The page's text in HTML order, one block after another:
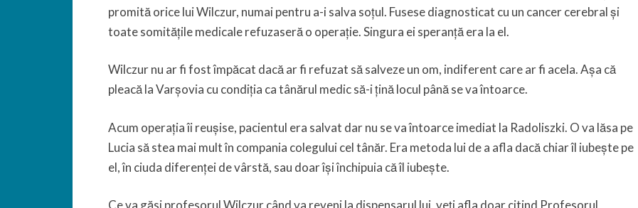
promită orice lui Wilczur, numai pentru a-i salva soțul. Fusese diagnosticat cu un cancer cerebral și
toate somitățile medicale refuzaseră o operație. Singura ei speranță era la el.
Wilczur nu ar fi fost împăcat dacă ar fi refuzat să salveze un om, indiferent care ar fi acela. Așa că
pleacă la Varșovia cu condiția ca tânărul medic să-i țină locul până se va întoarce.
Acum operația îi reușise, pacientul era salvat dar nu se va întoarce imediat la Radoliszki. O va lăsa pe
Lucia să stea mai mult în compania colegului cel tânăr. Era metoda lui de a afla dacă chiar îl iubește pe
el, în ciuda diferenței de vârstă, sau doar își închipuia că îl iubește.
Ce va găsi profesorul Wilczur când va reveni la dispensarul lui, veți afla doar citind Profesorul